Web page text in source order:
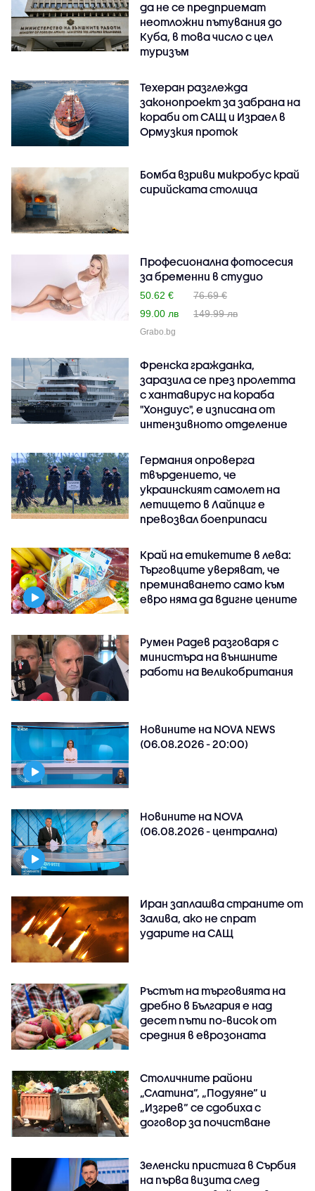
да не се предприемат
неотложни пътувания до
Куба, в това число с цел
туризъм
Техеран разглежда
законопроект за забрана на
кораби от САЩ и Израел в
Ормузкия проток
Бомба взриви микробус край
сирийската столица
Професионална фотосесия
за бременни в студио
50.62 €
76.69 €
99.00 лв
149.99 лв
Grabo.bg
Френска гражданка,
заразила се през пролетта
с хантавирус на кораба
"Хондиус", е изписана от
интензивното отделение
Германия опроверга
твърдението, че
украинският самолет на
летището в Лайпциг е
превозвал боеприпаси
Край на етикетите в лева:
Търговците уверяват, че
преминаването само към
евро няма да вдигне цените
Румен Радев разговаря с
министъра на външните
работи на Великобритания
Новините на NOVA NEWS
(06.08.2026 - 20:00)
Новините на NOVA
(06.08.2026 - централна)
Иран заплашва страните от
Залива, ако не спрат
ударите на САЩ
Ръстът на търговията на
дребно в България е над
десет пъти по-висок от
средния в еврозоната
Столичните райони
„Слатина“, „Подуяне“ и
„Изгрев“ се сдобиха с
договор за почистване
Зеленски пристига в Сърбия
на първа визита след